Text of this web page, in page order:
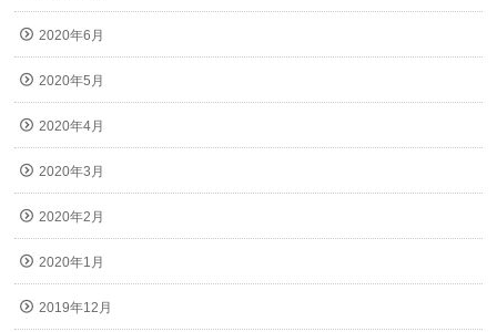
2020年6月
2020年5月
2020年4月
2020年3月
2020年2月
2020年1月
2019年12月